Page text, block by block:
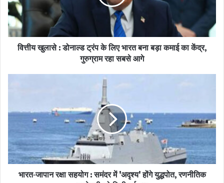
भारतीय बाज़ार: MCX और हाजिर भाव में दिखा मिला-जुला असर
वैश्विक स्तर पर आई तेज़ी के उलट, भारतीय घरेलू बाजार में थोड़ा सुस्त रुख देखने
को मिला:
वायदा बाज़ार (MCX): गुरुवार रात के क्लोजिंग आंकड़ों के अनुसार, सोना मामूली
गिरावट के साथ 1,45,723 रुपये प्रति 10 ग्राम और चांदी सुस्ती के साथ
हाजिर बाज़ार (Bullion Market): सर्राफा बाजार में 24 कैरेट सोने का भाव
1,43,003 रुपये प्रति 10 ग्राम दर्ज किया गया, जबकि चांदी 2,28,850 रुपये
प्रति किलोग्राम के स्तर पर रही।
क्यों बदला बाज़ार का मिजाज?
वित्तीय खुलासे : डोनाल्ड ट्रंप के लिए भारत बना बड़ा कमाई का केंद्र,
गुरुग्राम रहा सबसे आगे
भारत-जापान रक्षा सहयोग : समंदर में 'अदृश्य' होंगे युद्धपोत, रणनीतिक